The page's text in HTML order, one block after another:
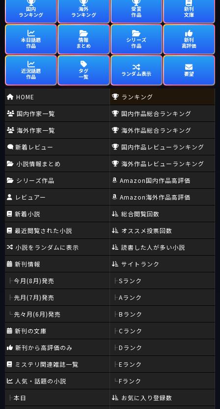
国内
ランキング
海外
ランキング
受賞
作品
新刊
文庫
本日話題
作品
情報
まとめ
シリーズ
作品
新刊
高評価
近況話題
作品
タグ
一覧
ランダム表示 要望
HOME
国内作家一覧
海外作家一覧
新着レビュー
小説情報まとめ
シリーズ作品
レビュアー
新着小説
最近閲覧された小説
小説をランダムに表示
新刊情報
今月(8月)発売
先月(7月)発売
先々月(6月)発売
新刊の文庫
新刊から高評価のみ
ミステリ関連雑誌一覧
人気・話題の小説
本日
ランキング
国内作品総合ランキング
海外作品総合ランキング
国内作品レビューランキング
海外作品レビューランキング
Amazon国内作品高評価
Amazon海外作品高評価
総合閲覧回数
オススメ投票回数
読書した人が多い小説
サイトランク
Sランク
Aランク
Bランク
Cランク
Dランク
Eランク
Fランク
お気に入り登録数